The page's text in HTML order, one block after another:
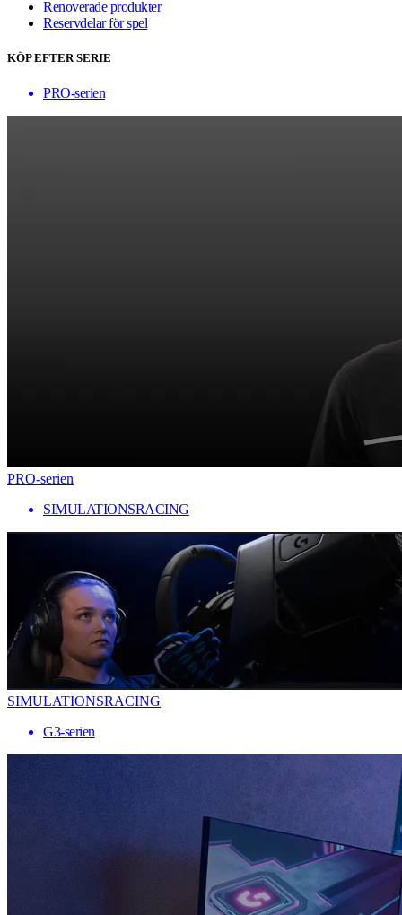
Renoverade produkter
Reservdelar för spel
KÖP EFTER SERIE
PRO-serien
PRO-serien
SIMULATIONSRACING
SIMULATIONSRACING
G3-serien